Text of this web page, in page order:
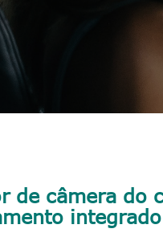
de câmera do